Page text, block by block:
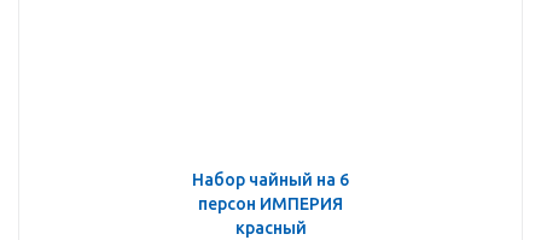
Набор чайный на 6
персон ИМПЕРИЯ
красный